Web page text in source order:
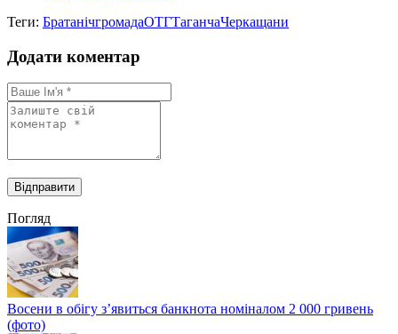
Теги: БратанічгромадаОТГТаганчаЧеркащани
Додати коментар
Погляд
Восени в обігу з’явиться банкнота номіналом 2 000 гривень
(фото)